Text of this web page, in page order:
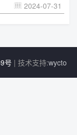
 2024-07-31
号 | 技术支持:wycto